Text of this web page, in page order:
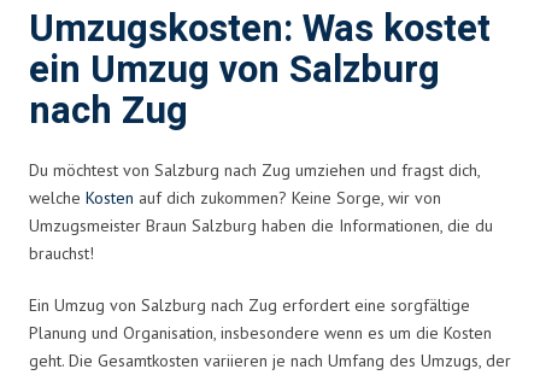
Umzugskosten: Was kostet
ein Umzug von Salzburg
nach Zug
Du möchtest von Salzburg nach Zug umziehen und fragst dich,
welche Kosten auf dich zukommen? Keine Sorge, wir von
Umzugsmeister Braun Salzburg haben die Informationen, die du
brauchst!
Ein Umzug von Salzburg nach Zug erfordert eine sorgfältige
Planung und Organisation, insbesondere wenn es um die Kosten
geht. Die Gesamtkosten variieren je nach Umfang des Umzugs, der